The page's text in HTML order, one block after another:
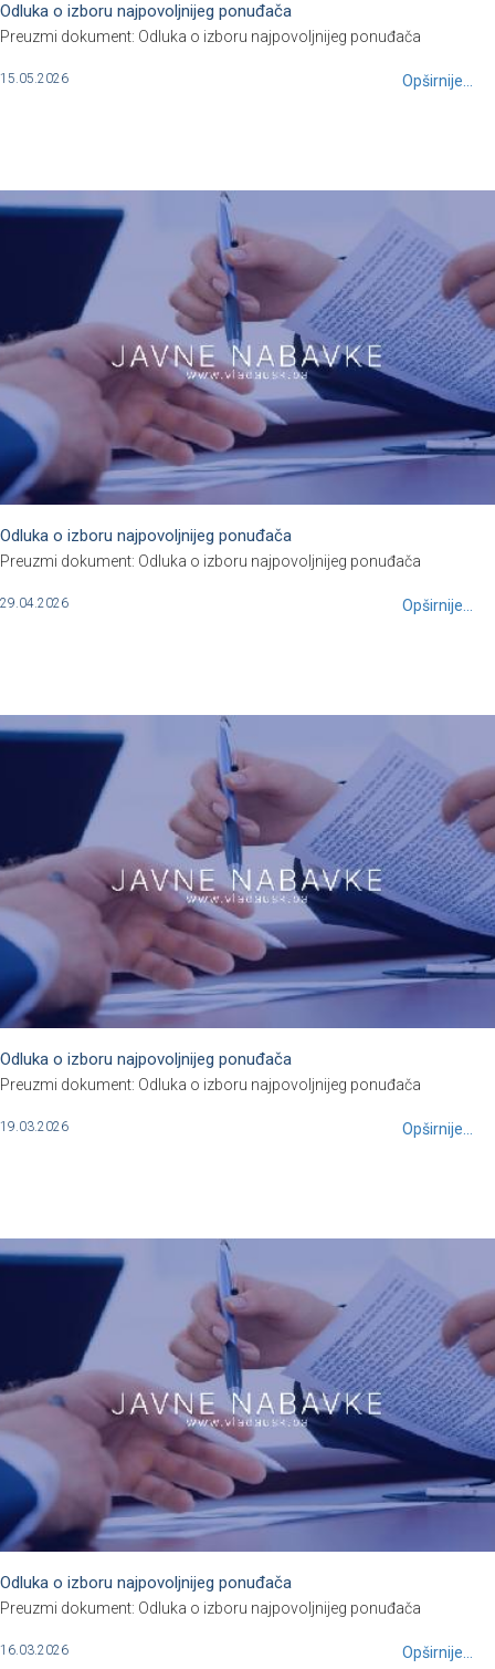
Odluka o izboru najpovoljnijeg ponuđača
Preuzmi dokument: Odluka o izboru najpovoljnijeg ponuđača
15.05.2026 Opširnije...
Odluka o izboru najpovoljnijeg ponuđača
Preuzmi dokument: Odluka o izboru najpovoljnijeg ponuđača
29.04.2026 Opširnije...
Odluka o izboru najpovoljnijeg ponuđača
Preuzmi dokument: Odluka o izboru najpovoljnijeg ponuđača
19.03.2026 Opširnije...
Odluka o izboru najpovoljnijeg ponuđača
Preuzmi dokument: Odluka o izboru najpovoljnijeg ponuđača
16.03.2026 Opširnije...